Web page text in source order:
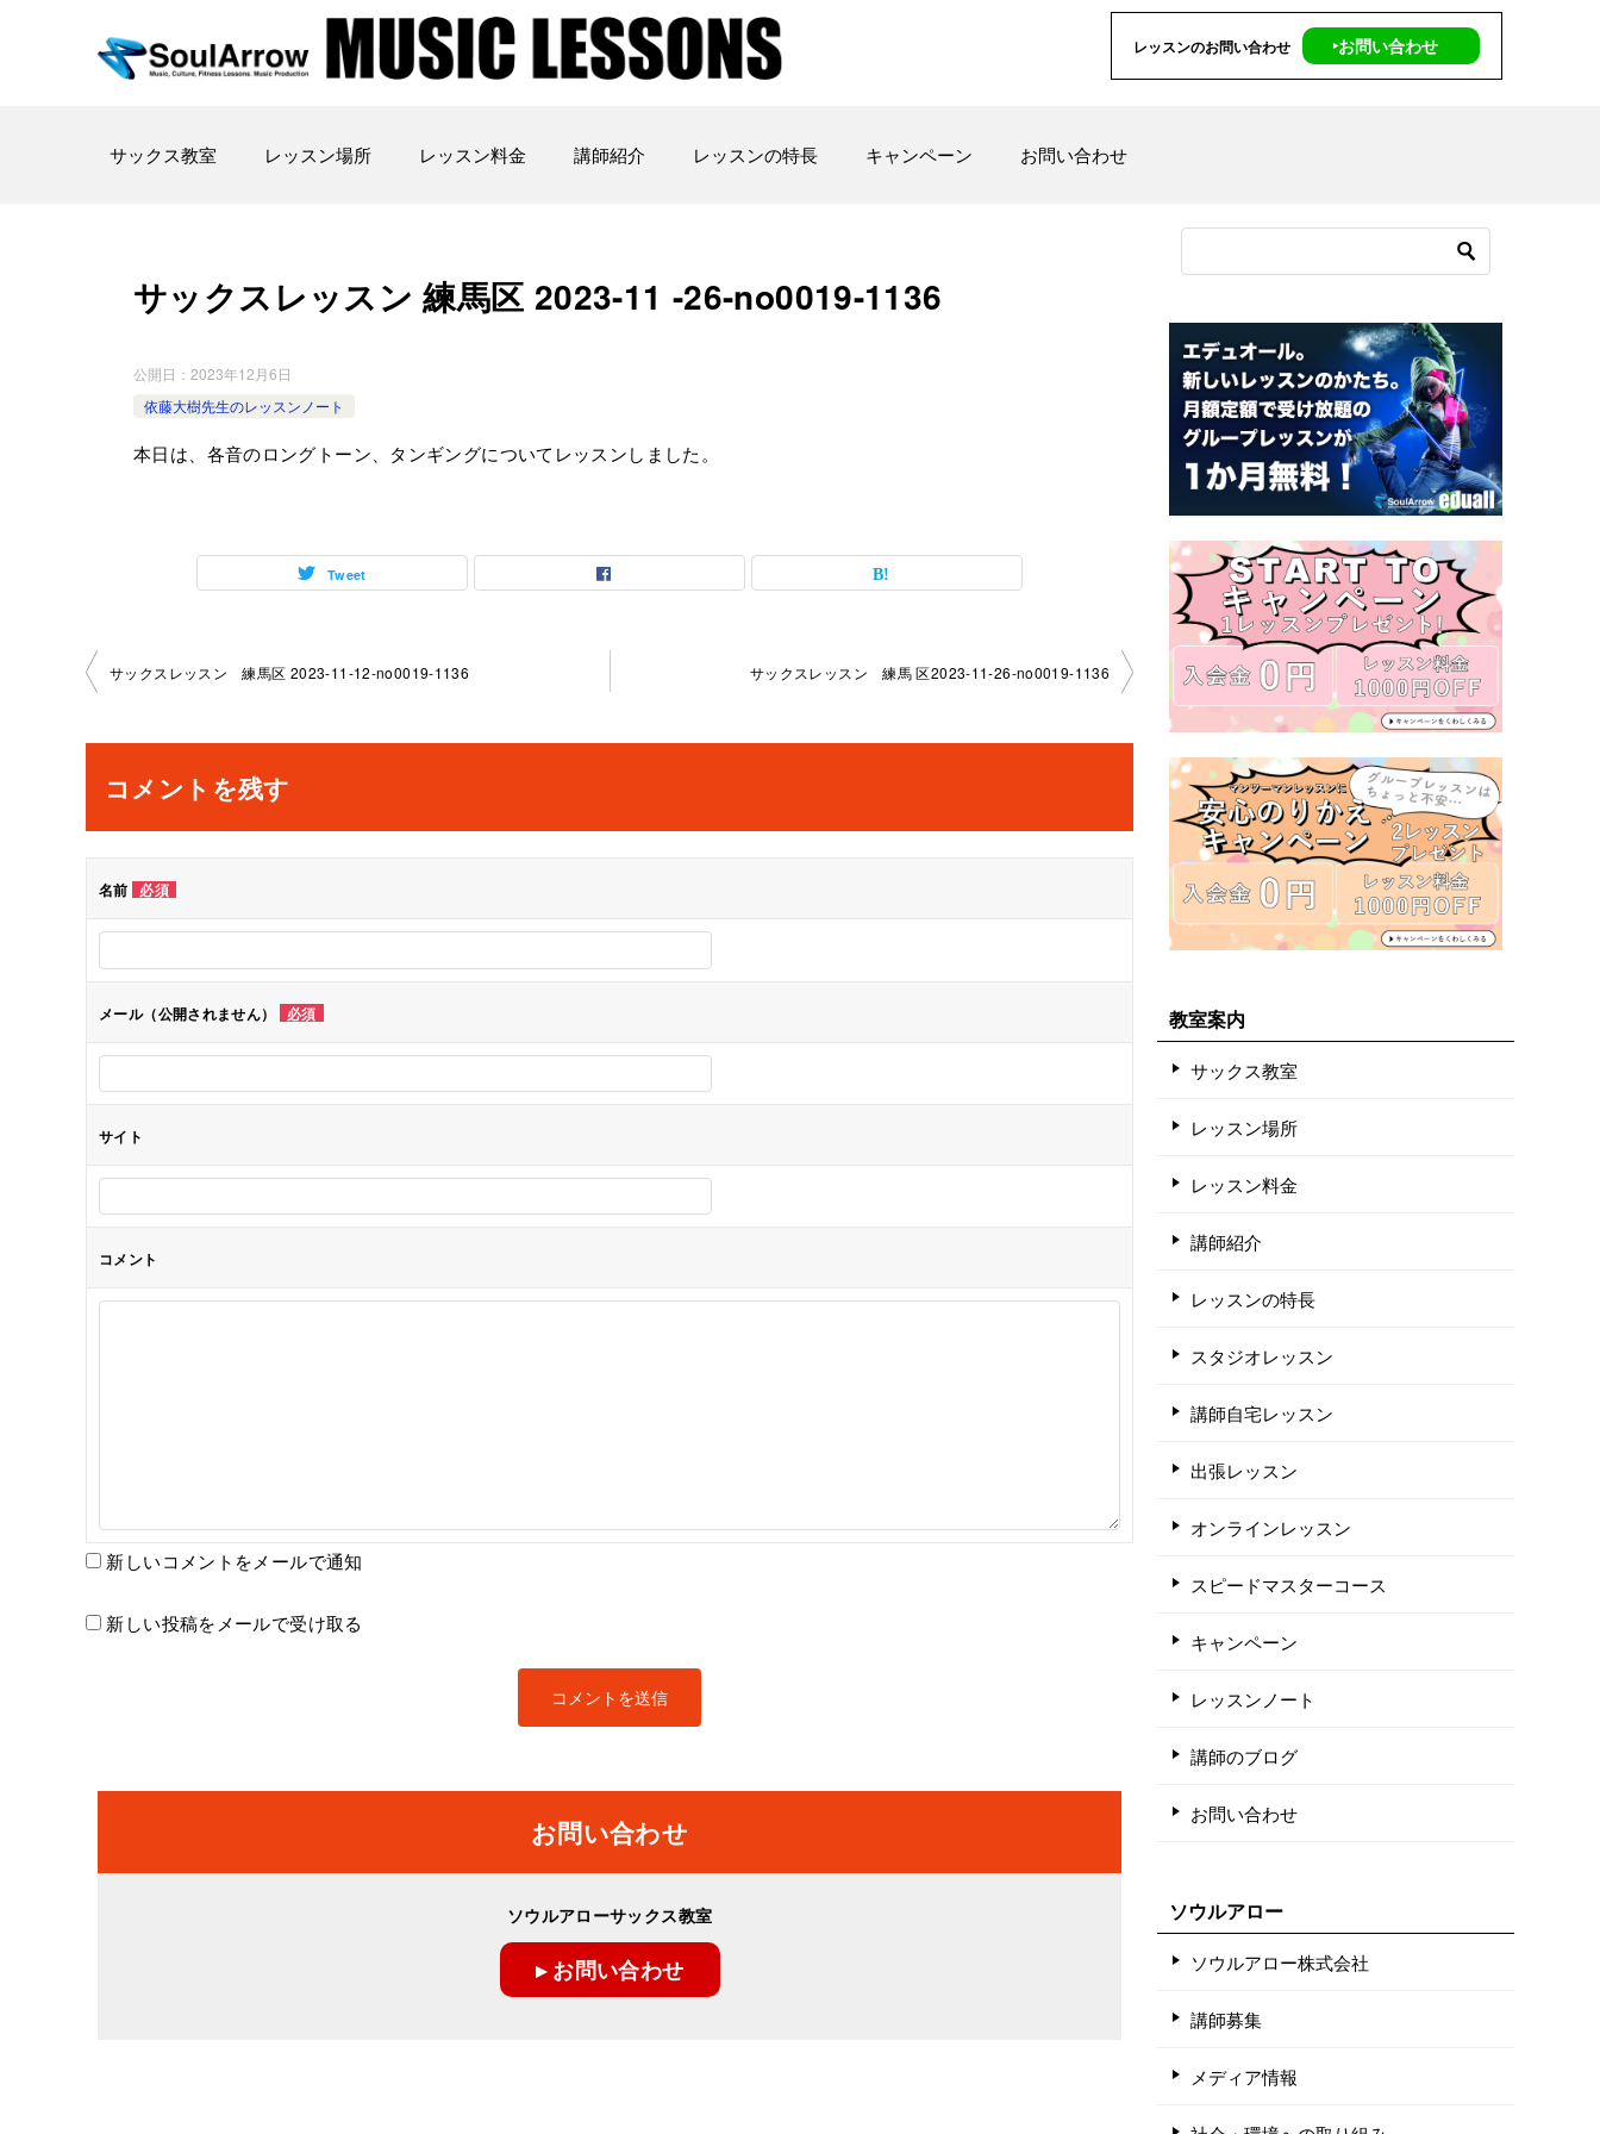
レッスンのお問い合わせ ‣お問い合わせ
サックス教室 レッスン場所 レッスン料金 講師紹介 レッスンの特長 キャンペーン お問い合わせ
サックスレッスン 練馬区 2023-11 -26-no0019-1136
公開日： 2023年12月6日
依藤大樹先生のレッスンノート
本日は、各音のロングトーン、タンギングについてレッスンしました。
Tweet
投
ナ
ビ
ゲ
ー
シ
ョ
サックスレッスン 練馬区 2023-11-12-no0019-1136 サックスレッスン 練馬 区2023-11-26-no0019-1136
コメントを残す
名前 必須
メール（公開されません） 必須
サイト
コメント
新しいコメントをメールで通知
新しい投稿をメールで受け取る
お問い合わせ
ソウルアローサックス教室
▸ お問い合わせ
教室案内
サックス教室
レッスン場所
レッスン料金
講師紹介
レッスンの特長
スタジオレッスン
講師自宅レッスン
出張レッスン
オンラインレッスン
スピードマスターコース
キャンペーン
レッスンノート
講師のブログ
お問い合わせ
ソウルアロー
ソウルアロー株式会社
講師募集
メディア情報